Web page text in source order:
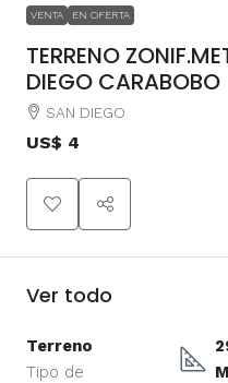
VENTA EN OFERTA
TERRENO
DIEGO CARABOBO
SAN DIEGO
US$ 4
Ver todo
Terreno
Tipo de